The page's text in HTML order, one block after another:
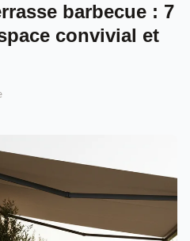
barbecue : 7
convivial et